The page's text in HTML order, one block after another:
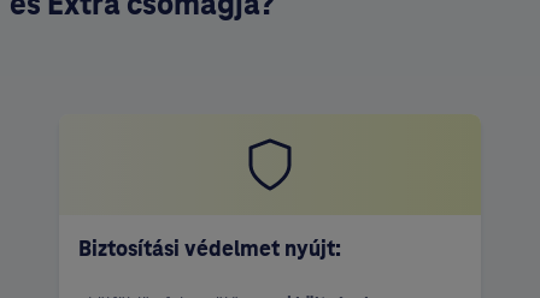
Biztosítási védelm et nyújt: